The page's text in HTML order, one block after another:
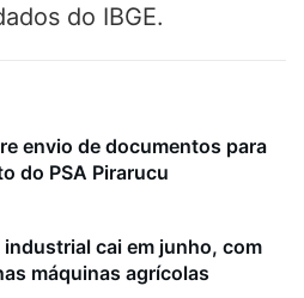
do IBGE.
envio de documentos para
do PSA Pirarucu
industrial cai em junho, com
máquinas agrícolas